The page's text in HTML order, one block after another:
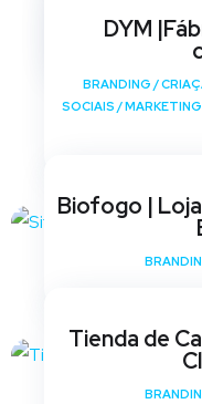
DYM
BRANDING /
SOCIAIS /MARKETING
Biofogo |
Tienda de